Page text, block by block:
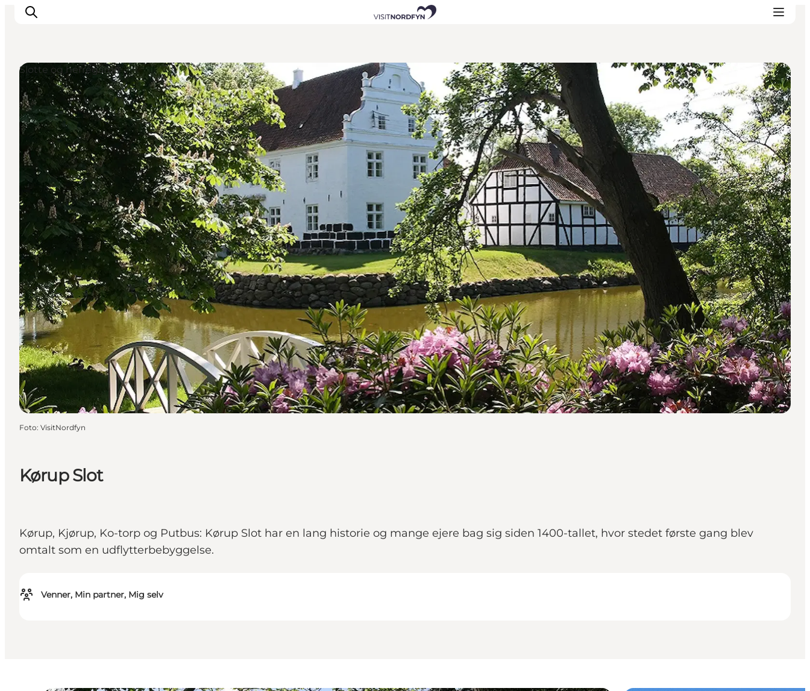
Oplev
Det sker
Spis og drik
Overnatning
Book oplevelser
For børn
Kørup Slot
Kørup, Kjørup, Ko-torp og Putbus: Kørup Slot har en lang historie og mange ejere bag sig siden 1400-tallet, hvor stedet første gang blev
omtalt som en udflytterbebyggelse.
Venner, Min partner, Mig selv
Slotte og herregårde
Foto: VisitNordfyn